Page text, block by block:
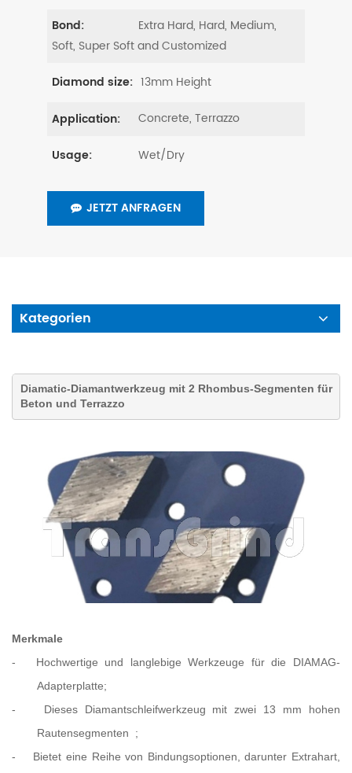
Bond:
Extra Hard, Hard, Medium,
Soft, Super Soft and Customized
Diamond size: 13mm Height
Application: Concrete, Terrazzo
Usage: Wet/Dry
JETZT ANFRAGEN
Kategorien
Diamatic-Diamantwerkzeug mit 2 Rhombus-Segmenten für
Beton und Terrazzo
Merkmale
- Hochwertige und langlebige Werkzeuge für die DIAMAG-
Adapterplatte;
- Dieses Diamantschleifwerkzeug mit zwei 13 mm hohen
Rautensegmenten ;
- Bietet eine Reihe von Bindungsoptionen, darunter Extrahart,